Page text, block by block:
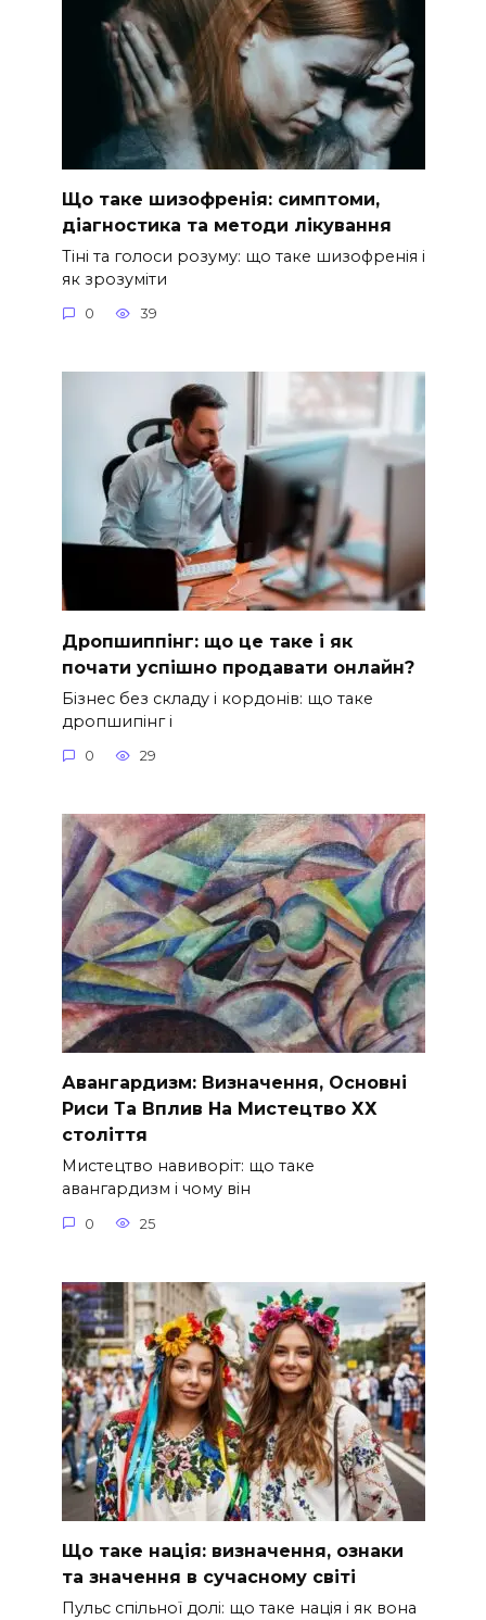
Що таке шизофренія: симптоми,
діагностика та методи лікування
Тіні та голоси розуму: що таке шизофренія і
як зрозуміти
0 39
Дропшиппінг: що це таке і як
почати успішно продавати онлайн?
Бізнес без складу і кордонів: що таке
дропшипінг і
0 29
Авангардизм: Визначення, Основні
Риси Та Вплив На Мистецтво ХХ
століття
Мистецтво навиворіт: що таке
авангардизм і чому він
0 25
Що таке нація: визначення, ознаки
та значення в сучасному світі
Пульс спільної долі: що таке нація і як вона